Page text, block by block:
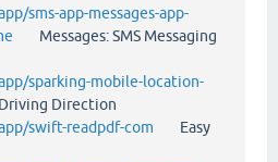
sms-app-messages-app-
Messages: SMS Messaging
sparking-mobile-location-
Direction
swift-readpdf-com Easy